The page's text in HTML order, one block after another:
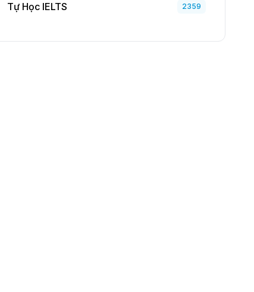
Tự Học IELTS 2359